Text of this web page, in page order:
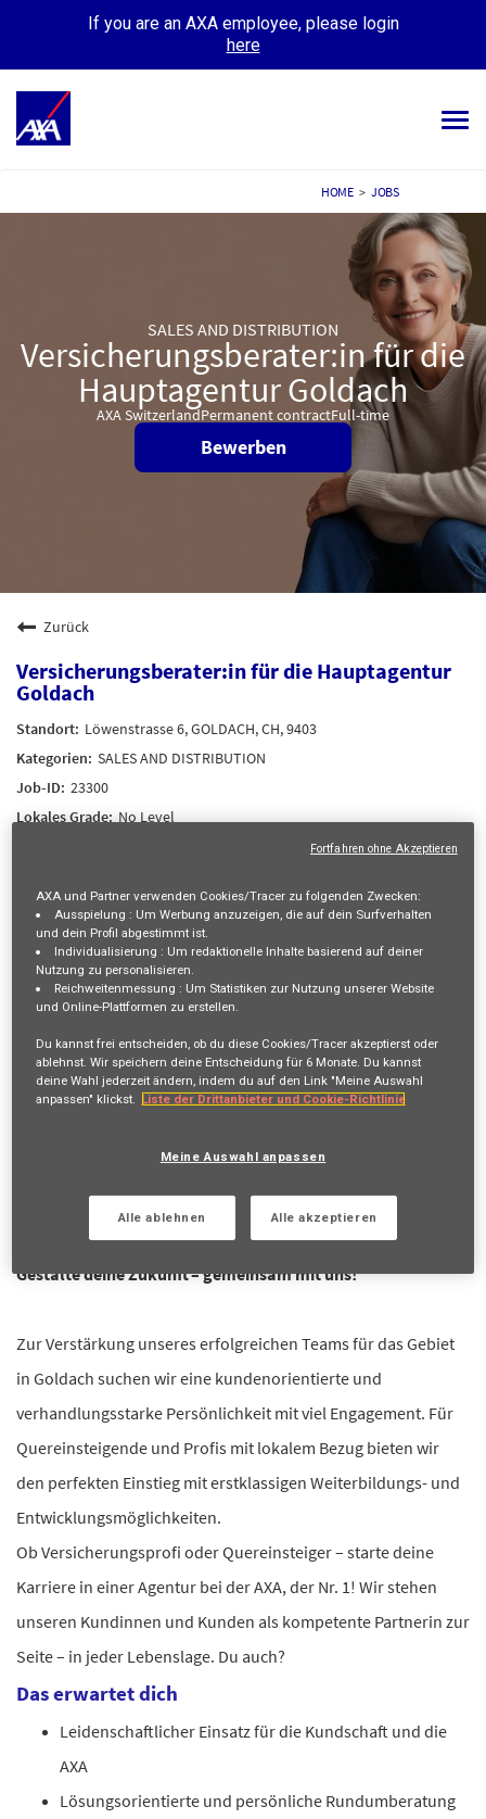
If you are an AXA employee, please login
here
MY APPLICATIONS MY PROFILE
HOME > JOBS
SALES AND DISTRIBUTION
Versicherungsberater:in für die
Hauptagentur Goldach
AXA SwitzerlandPermanent contractFull-time
Bewerben
Zurück
Versicherungsberater:in für die Hauptagentur
Goldach
Löwenstrasse 6, GOLDACH, CH, 9403
SALES AND DISTRIBUTION
23300
No Level
29/07/2026
mail_outline
Erhalte zukünftige Jobangebote, die mit deiner Suche
Anmelden
oder Registrieren
Stellenbeschreibung
Gestalte deine Zukunft – gemeinsam mit uns!
Zur Verstärkung unseres erfolgreichen Teams für das Gebiet
in Goldach suchen wir eine kundenorientierte und
verhandlungsstarke Persönlichkeit mit viel Engagement. Für
Quereinsteigende und Profis mit lokalem Bezug bieten wir
den perfekten Einstieg mit erstklassigen Weiterbildungs- und
Entwicklungsmöglichkeiten.
Ob Versicherungsprofi oder Quereinsteiger – starte deine
Karriere in einer Agentur bei der AXA, der Nr. 1! Wir stehen
unseren Kundinnen und Kunden als kompetente Partnerin zur
Seite – in jeder Lebenslage. Du auch?
Das erwartet dich
Leidenschaftlicher Einsatz für die Kundschaft und die
AXA
Lösungsorientierte und persönliche Rundumberatung
AXA und Partner verwenden Cookies/Tracer zu folgenden Zwecken:
Ausspielung : Um Werbung anzuzeigen, die auf dein Surfverhalten
und dein Profil abgestimmt ist.
Individualisierung : Um redaktionelle Inhalte basierend auf deiner
Nutzung zu personalisieren.
Reichweitenmessung : Um Statistiken zur Nutzung unserer Website
und Online-Plattformen zu erstellen.
Du kannst frei entscheiden, ob du diese Cookies/Tracer akzeptierst oder
ablehnst. Wir speichern deine Entscheidung für 6 Monate. Du kannst
deine Wahl jederzeit ändern, indem du auf den Link "Meine Auswahl
anpassen" klickst. Liste der Drittanbieter und Cookie-Richtlinie
Meine Auswahl anpassen
Alle ablehnen Alle akzeptieren
Fortfahren ohne Akzeptieren